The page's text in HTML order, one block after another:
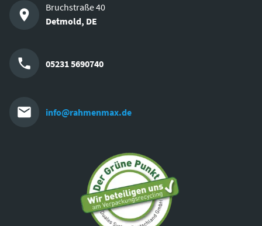
Bruchstraße 40
Detmold, DE
05231 5690740
info@rahmenmax.de